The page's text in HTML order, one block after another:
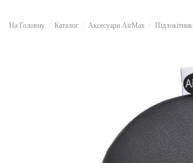
На Головну Каталог Аксесуари AirMax